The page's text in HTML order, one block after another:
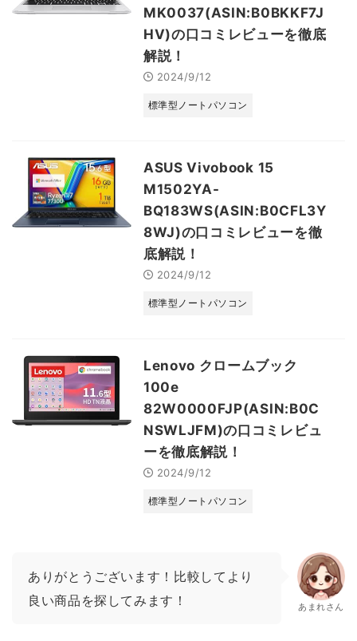
MK0037(ASIN:B0BKKF7J
HV)の口コミレビューを徹底
解説！
2024/9/12
標準型ノートパソコン
ASUS Vivobook 15
M1502YA-
BQ183WS(ASIN:B0CFL3Y
8WJ)の口コミレビューを徹
底解説！
2024/9/12
標準型ノートパソコン
Lenovo クロームブック
100e
82W0000FJP(ASIN:B0C
NSWLJFM)の口コミレビュ
ーを徹底解説！
2024/9/12
標準型ノートパソコン
ありがとうございます！比較してより
良い商品を探してみます！
あまれさん